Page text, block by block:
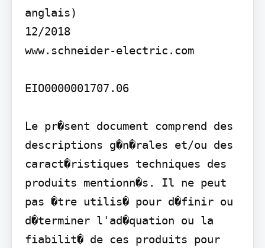
anglais)
12/2018
www.schneider-electric.com
EIO0000001707.06
Le pr�sent document comprend des
descriptions g�n�rales et/ou des
caract�ristiques techniques des
produits mentionn�s. Il ne peut
pas �tre utilis� pour d�finir ou
d�terminer l'ad�quation ou la
fiabilit� de ces produits pour